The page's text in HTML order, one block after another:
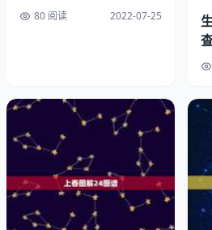
但事实上也确实是这个样子，因
的特性，想到哪就必须得去办，但
人而已。完成了心中事之后，其
见，真的只是针对一件事，我们
以脾气就急了些！彻底成为恶的双
2、双鱼座的人一直给人爱幻想的
话，到底有多可怕？
3、一个双鱼座拥有多重人格，还
80 阅读 2022-07-25